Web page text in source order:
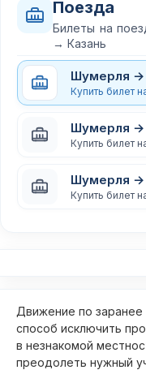
Поезда
Билеты на
→ Казань
Шумерля →
Купить билет
Шумерля →
Купить билет
Шумерля →
Купить билет
Движение по
способ исключить
в незнакомой
преодолеть нужный